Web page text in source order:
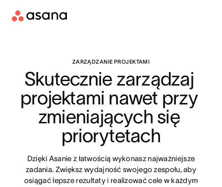
ZARZĄDZANIE PROJEKTAMI
Skutecznie zarządzaj
projektami nawet przy
zmieniających się
priorytetach
Dzięki Asanie z łatwością wykonasz najważniejsze
zadania. Zwiększ wydajność swojego zespołu, aby
osiągać lepsze rezultaty i realizować cele w każdym